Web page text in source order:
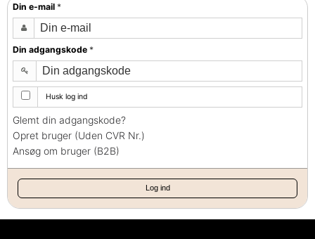
Din e-mail *
Din adgangskode *
Husk log ind
Glemt din adgangskode?
Opret bruger (Uden CVR Nr.)
Ansøg om bruger (B2B)
Log ind